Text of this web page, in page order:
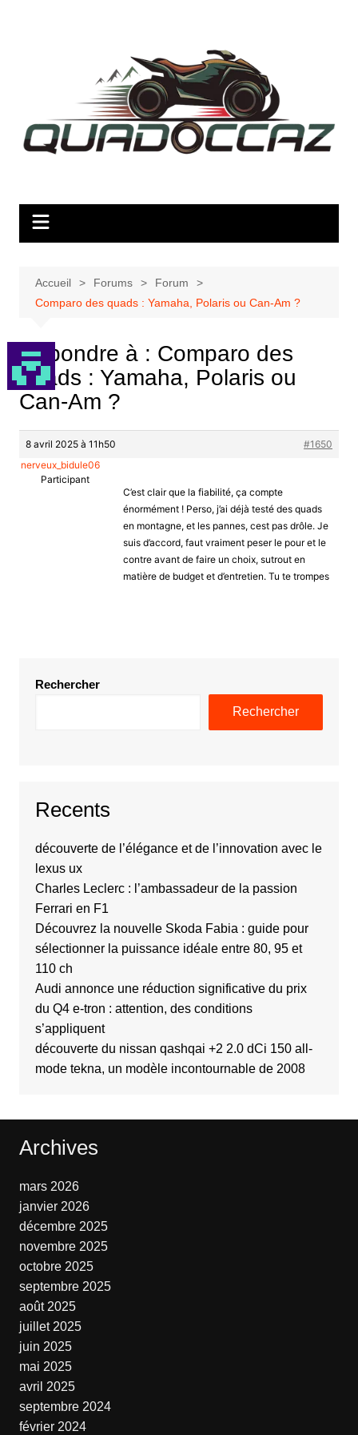
Accueil Forums
Forum
Comparo des quads : Yamaha, Polaris ou Can-Am ?
Répondre à : Comparo des
quads : Yamaha, Polaris ou
Can-Am ?
8 avril 2025 à 11h50
#1650
nerveux_bidule06
Participant
C’est clair que la fiabilité, ça compte
énormément ! Perso, j’ai déjà testé des quads
en montagne, et les pannes, cest pas drôle. Je
suis d’accord, faut vraiment peser le pour et le
contre avant de faire un choix, sutrout en
matière de budget et d’entretien. Tu te trompes
Rechercher
Rechercher
Recents
découverte de l’élégance et de l’innovation avec le
lexus ux
Charles Leclerc : l’ambassadeur de la passion
Ferrari en F1
Découvrez la nouvelle Skoda Fabia : guide pour
sélectionner la puissance idéale entre 80, 95 et
110 ch
Audi annonce une réduction significative du prix
du Q4 e-tron : attention, des conditions
s’appliquent
découverte du nissan qashqai +2 2.0 dCi 150 all-
mode tekna, un modèle incontournable de 2008
Archives
mars 2026
janvier 2026
décembre 2025
novembre 2025
octobre 2025
septembre 2025
août 2025
juillet 2025
juin 2025
mai 2025
avril 2025
septembre 2024
février 2024